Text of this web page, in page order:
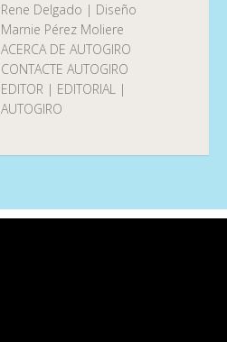
Rene Delgado | Diseño
Marnie Pérez Moliere
ACERCA DE AUTOGIRO
CONTACTE AUTOGIRO
EDITOR | EDITORIAL |
AUTOGIRO